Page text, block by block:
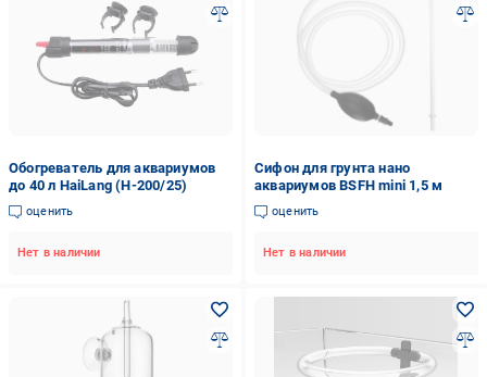
Обогреватель для аквариумов
до 40 л HaiLang (H-200/25)
оценить
Нет в наличии
Сифон для грунта нано
аквариумов BSFH mini 1,5 м
оценить
Нет в наличии